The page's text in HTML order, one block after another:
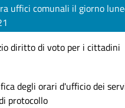
uffici comunali il giorno
diritto di voto per i cittadini
degli orari d'ufficio dei
protocollo